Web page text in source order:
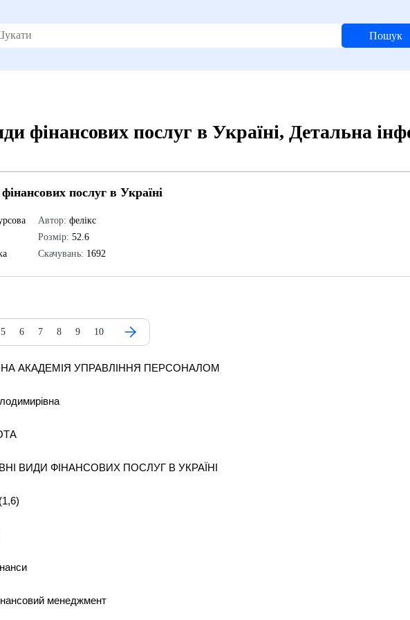
Пошук
фінансових послуг в Україні, Детальна
послуг в Україні
Автор: фелікс
Розмір: 52.6
Скачувань: 1692
5 6 7 8 9 10
АКАДЕМІЯ УПРАВЛІННЯ ПЕРСОНАЛОМ
ВИДИ ФІНАНСОВИХ ПОСЛУГ В УКРАЇНІ
менеджмент